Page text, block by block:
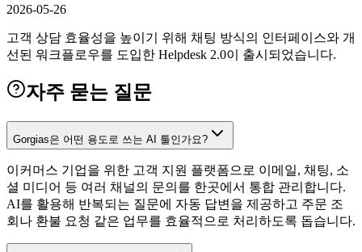
2026-05-26
고객 상담 효율성을 높이기 위해 채팅 방식의 인터페이스와 개
선된 워크플로우를 도입한 Helpdesk 2.0이 출시되었습니다.
자주 묻는 질문
Gorgias은 어떤 용도로 쓰는 AI 툴인가요?
이커머스 기업을 위한 고객 지원 플랫폼으로 이메일, 채팅, 소
셜 미디어 등 여러 채널의 문의를 한곳에서 통합 관리합니다.
AI를 활용해 반복되는 질문에 자동 답변을 제공하고 주문 조
회나 환불 요청 같은 업무를 효율적으로 처리하도록 돕습니다.